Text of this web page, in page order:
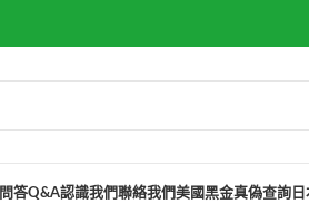
問答Q&A認識我們聯絡我們美國黑金真偽查詢